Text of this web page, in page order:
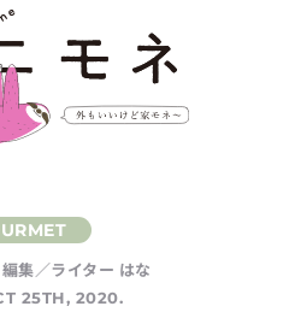
編集／ライター はな
25TH, 2020.